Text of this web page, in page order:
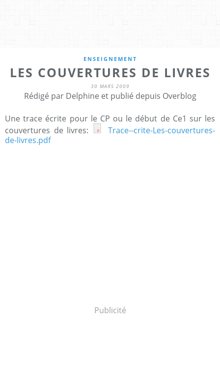
ENSEIGNEMENT
LES COUVERTURES DE LIVRES
30 MARS 2009
Rédigé par Delphine et publié depuis Overblog
Une trace écrite pour le CP ou le début de Ce1 sur les
couvertures de livres:
Trace--crite-Les-couvertures-
de-livres.pdf
Publicité